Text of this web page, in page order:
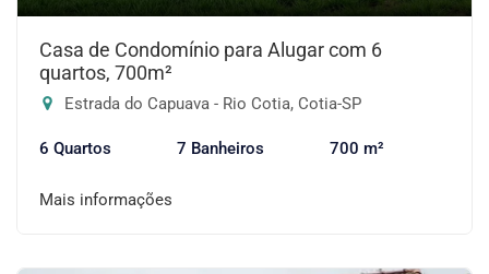
Casa de Condomínio para Alugar com 6
quartos, 700m²
Estrada do Capuava - Rio Cotia, Cotia-SP
6 Quartos 7 Banheiros 700 m²
Mais informações